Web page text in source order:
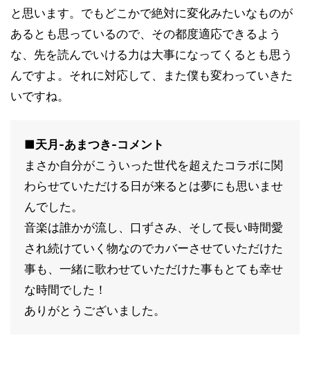
と思います。でもどこかで絶対に変化みたいなものが
あるとも思っているので、その都度適応できるよう
な、先を読んでいける力は大事になってくるとも思う
んですよ。それに対応して、また僕も変わっていきた
いですね。
■天月-あまつき-コメント
まさか自分がこういった世代を超えたコラボに関
わらせていただける日が来るとは夢にも思いませ
んでした。
音楽は誰かが流し、口ずさみ、そして長い時間愛
され続けていく物なのでカバーさせていただけた
事も、一緒に歌わせていただけた事もとても幸せ
な時間でした！
ありがとうございました。